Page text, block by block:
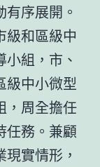
序展開。
級和區級中
組，市、
級中小微型
，周全擔任
任務。兼顧
實情形，